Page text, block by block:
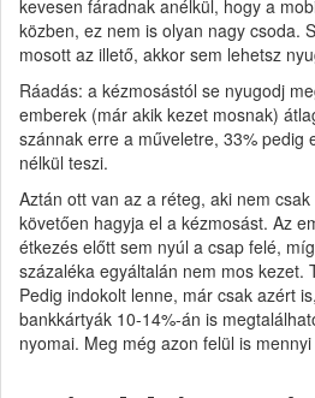
kevesen fáradnak anélkül, hogy a
közben, ez nem is olyan nagy csoda.
mosott az illető, akkor sem lehetsz
Ráadás: a kézmosástól se nyugodj
emberek (már akik kezet mosnak)
szánnak erre a műveletre, 33% pedig
nélkül teszi.
Aztán ott van az a réteg, aki nem
követően hagyja el a kézmosást. Az
étkezés előtt sem nyúl a csap felé,
százaléka egyáltalán nem mos kezet.
Pedig indokolt lenne, már csak azért
bankkártyák 10-14%-án is
nyomai. Meg még azon felül is